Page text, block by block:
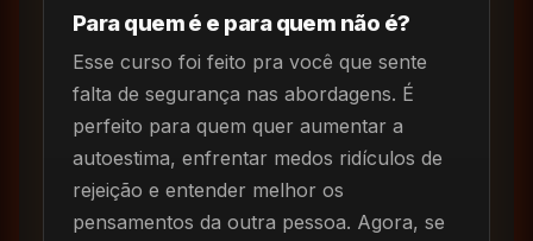
Para quem é e para quem não é?
Esse curso foi feito pra você que sente
falta de segurança nas abordagens. É
perfeito para quem quer aumentar a
autoestima, enfrentar medos ridículos de
rejeição e entender melhor os
pensamentos da outra pessoa. Agora, se